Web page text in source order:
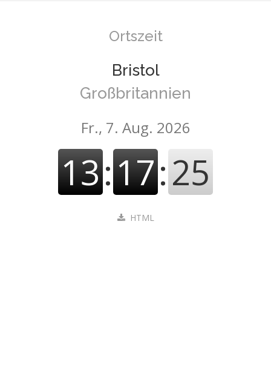
Ortszeit
Bristol
Großbritannien
Fr., 7. Aug. 2026
13:17:26
HTML